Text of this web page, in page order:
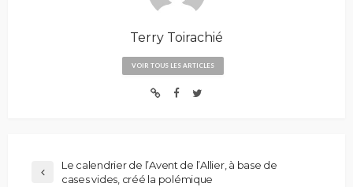
Terry Toirachié
VOIR TOUS LES ARTICLES
Le calendrier de l’Avent de l’Allier, à base de
cases vides, créé la polémique